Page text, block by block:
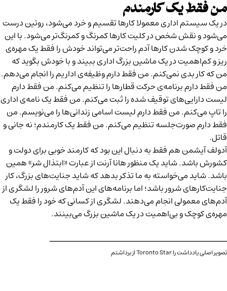
من فقط یک کارمندم
در یک سیستم اداری معمولا کارها تقسیم و خرد می‌شود، روتین درست
می‌شود و نقش شخص در کلیت کارها کمرنگ و کمرنگ‌تر می‌شود. با این
خرد و کوچک شدن کارها آدم راحت‌تر می‌تواند خودش را فقط یک مهره‌ی
ریز و کم‌اهمیت در یک ماشین بزرگ اداری ببیند و با خودش بگوید که
من که کار بدی نمی‌کنم. من فقط دارم وظیفه‌ی اداریم را انجام می‌دهم.
من فقط دارم برنامه‌ی حرکت قطارها را تنظیم می‌کنم. من فقط دارم
لیست دارایی‌های توقیف شده را ثبت می‌کنم. من فقط یک نامه‌ی اداری
را تاپ می‌کنم. من فقط دارم لیست اسامی زندانی‌ها را می‌نویسم. من
فقط دارم صورت‌جلسه تنظیم می‌کنم.من فقط یک کارمندم؛ نه جانی و
قاتل.
آدولف آیشمن هم فقط به دنبال این بود که کارمند خوبی برای دولت و
کشورش باشد. شاید یک منظور هانا آرنت از عبارت «ابتذال شر» همین
باشد. شاید می‌خواسته به ما تذکر بدهد که شاید جنایت‌های بزرگ، کار
جنایت‌کارهای شرور باشد؛ اما برنامه‌های این آدم‌های شرور را لشگری از
آدم‌های معمولی انجام می‌دهند. لشگری از کسانی که خود را فقط یک
مهره‌ی کوچک و بی‌اهمیت در یک ماشین بزرگ می‌بینند.
ــــــــــــــــــــــــــــــــــــــــــــــــــ
تصویر اصلی یادداشت را Toronto Star از برداشتم